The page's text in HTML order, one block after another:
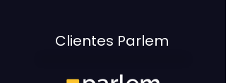
Clientes Parlem